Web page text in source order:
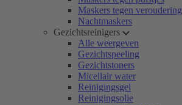
Maskers tegen veroudering
Nachtmaskers
Gezichtsreinigers
Alle weergeven
Gezichtspeeling
Gezichtstoners
Micellair water
Reinigingsgel
Reinigingsolie